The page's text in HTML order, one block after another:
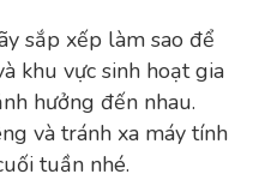
sắp xếp làm sao để
khu vực sinh hoạt gia
hưởng đến nhau.
và tránh xa máy tính
tuần nhé.